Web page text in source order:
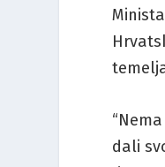
dali